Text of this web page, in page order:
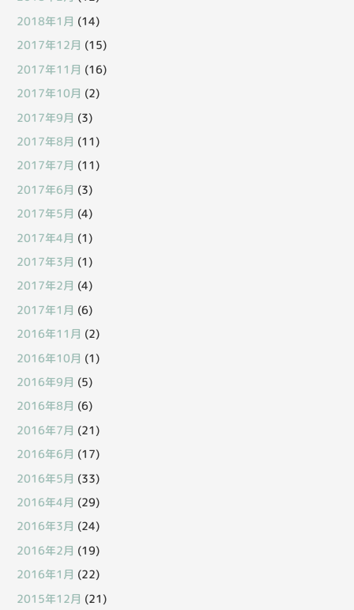
2018年1月 (14)
2017年12月 (15)
2017年11月 (16)
2017年10月 (2)
2017年9月 (3)
2017年8月 (11)
2017年7月 (11)
2017年6月 (3)
2017年5月 (4)
2017年4月 (1)
2017年3月 (1)
2017年2月 (4)
2017年1月 (6)
2016年11月 (2)
2016年10月 (1)
2016年9月 (5)
2016年8月 (6)
2016年7月 (21)
2016年6月 (17)
2016年5月 (33)
2016年4月 (29)
2016年3月 (24)
2016年2月 (19)
2016年1月 (22)
2015年12月 (21)